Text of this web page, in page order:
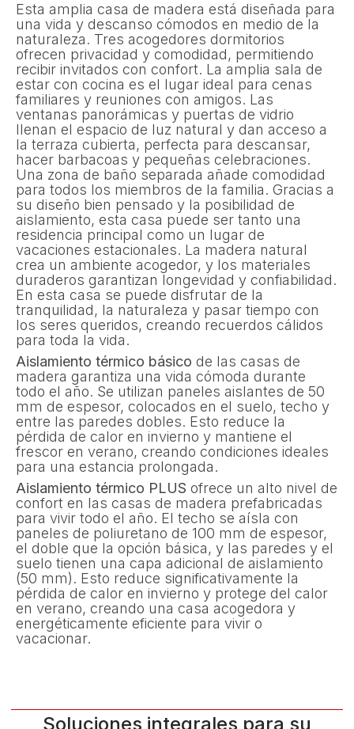
Esta amplia casa de madera está diseñada para
una vida y descanso cómodos en medio de la
naturaleza. Tres acogedores dormitorios
ofrecen privacidad y comodidad, permitiendo
recibir invitados con confort. La amplia sala de
estar con cocina es el lugar ideal para cenas
familiares y reuniones con amigos. Las
ventanas panorámicas y puertas de vidrio
llenan el espacio de luz natural y dan acceso a
la terraza cubierta, perfecta para descansar,
hacer barbacoas y pequeñas celebraciones.
Una zona de baño separada añade comodidad
para todos los miembros de la familia. Gracias a
su diseño bien pensado y la posibilidad de
aislamiento, esta casa puede ser tanto una
residencia principal como un lugar de
vacaciones estacionales. La madera natural
crea un ambiente acogedor, y los materiales
duraderos garantizan longevidad y confiabilidad.
En esta casa se puede disfrutar de la
tranquilidad, la naturaleza y pasar tiempo con
los seres queridos, creando recuerdos cálidos
para toda la vida.
Aislamiento térmico básico de las casas de
madera garantiza una vida cómoda durante
todo el año. Se utilizan paneles aislantes de 50
mm de espesor, colocados en el suelo, techo y
entre las paredes dobles. Esto reduce la
pérdida de calor en invierno y mantiene el
frescor en verano, creando condiciones ideales
para una estancia prolongada.
Aislamiento térmico PLUS ofrece un alto nivel de
confort en las casas de madera prefabricadas
para vivir todo el año. El techo se aísla con
paneles de poliuretano de 100 mm de espesor,
el doble que la opción básica, y las paredes y el
suelo tienen una capa adicional de aislamiento
(50 mm). Esto reduce significativamente la
pérdida de calor en invierno y protege del calor
en verano, creando una casa acogedora y
energéticamente eficiente para vivir o
vacacionar.
Soluciones integrales para su